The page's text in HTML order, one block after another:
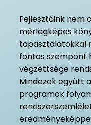
Fejlesztőink nem
mérlegképes
tapasztalatokkal
fontos szempont
végzettsége
Mindezek együtt
programok